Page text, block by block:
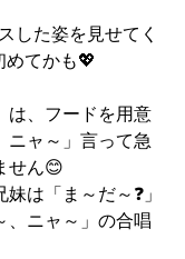
した姿を見せてく
めてかも💖
は、フードを用意
ニャ～」言って急
せん😊
は「ま～だ～❓」
、ニャ～」の合唱